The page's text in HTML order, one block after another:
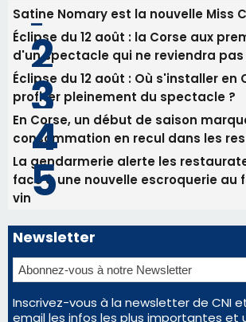
vin
Newsletter
Inscrivez-vous à la newsletter de CNI
email les infos les plus importantes et
nos meilleurs articles
Régie publicitaire
Nous contacter